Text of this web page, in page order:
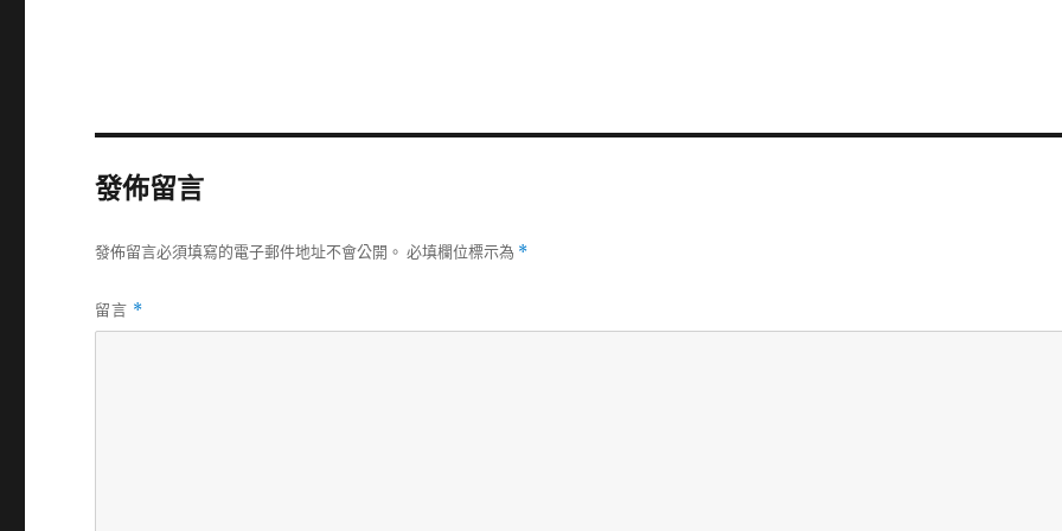
發佈留言
發佈留言必須填寫的電子郵件地址不會公開。 必填欄位標示為 *
留言 *